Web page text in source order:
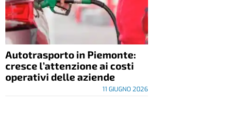
Autotrasporto in Piemonte:
cresce l’attenzione ai costi
operativi delle aziende
11 GIUGNO 2026